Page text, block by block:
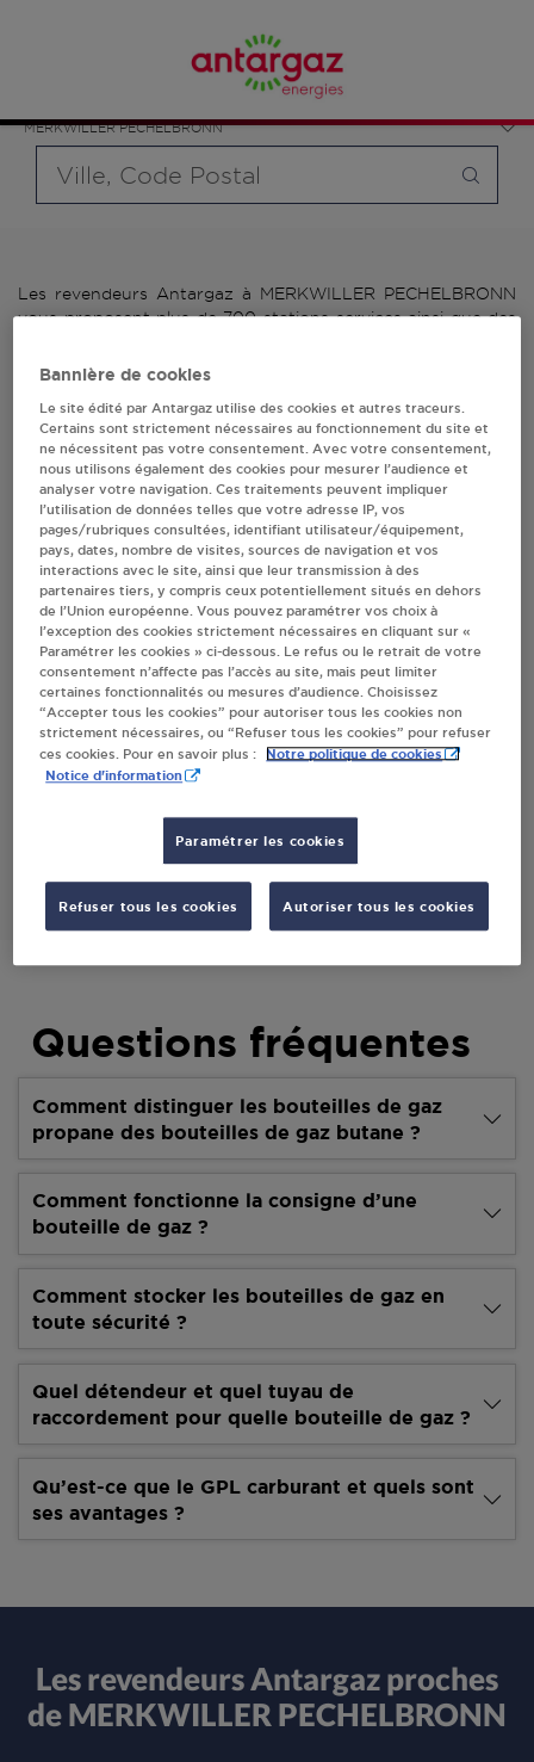
MERKWILLER PECHELBRONN
bouteille souhaité et le type de point de vente (revendeur /
distributeur automatique de bouteilles de gaz ou station GPL
carburant)
Les revendeurs Antargaz à MERKWILLER PECHELBRONN
vous proposent plus de 700 stations-services ainsi que des
des revendeurs Antargaz à MERKWILLER PECHELBRONN,
distributeurs de bouteilles de gaz.
1 revendeur(s) Antargaz
à MERKWILLER
PECHELBRONN
Villes
CARREFOUR EXPRESS - GBR DISTRIBUTIO
MERKWILLER PECHELBRONN
12 ROUTE DE WOERTH
S'Y RENDRE
Questions fréquentes
Comment distinguer les bouteilles de gaz
propane des bouteilles de gaz butane ?
Comment fonctionne la consigne d’une
bouteille de gaz ?
Comment stocker les bouteilles de gaz en
toute sécurité ?
Quel détendeur et quel tuyau de
raccordement pour quelle bouteille de gaz ?
Qu’est-ce que le GPL carburant et quels sont
ses avantages ?
Les revendeurs Antargaz proches
de MERKWILLER PECHELBRONN
Bannière de cookies
Le site édité par Antargaz utilise des cookies et autres traceurs.
Certains sont strictement nécessaires au fonctionnement du site et
ne nécessitent pas votre consentement. Avec votre consentement,
nous utilisons également des cookies pour mesurer l’audience et
analyser votre navigation. Ces traitements peuvent impliquer
l’utilisation de données telles que votre adresse IP, vos
pages/rubriques consultées, identifiant utilisateur/équipement,
pays, dates, nombre de visites, sources de navigation et vos
interactions avec le site, ainsi que leur transmission à des
partenaires tiers, y compris ceux potentiellement situés en dehors
de l’Union européenne. Vous pouvez paramétrer vos choix à
l’exception des cookies strictement nécessaires en cliquant sur «
Paramétrer les cookies » ci-dessous. Le refus ou le retrait de votre
consentement n’affecte pas l’accès au site, mais peut limiter
certaines fonctionnalités ou mesures d’audience. Choisissez
“Accepter tous les cookies” pour autoriser tous les cookies non
strictement nécessaires, ou “Refuser tous les cookies” pour refuser
ces cookies. Pour en savoir plus :
Notre politique de cookies
Notice d'information
Paramétrer les cookies
Refuser tous les cookies Autoriser tous les cookies